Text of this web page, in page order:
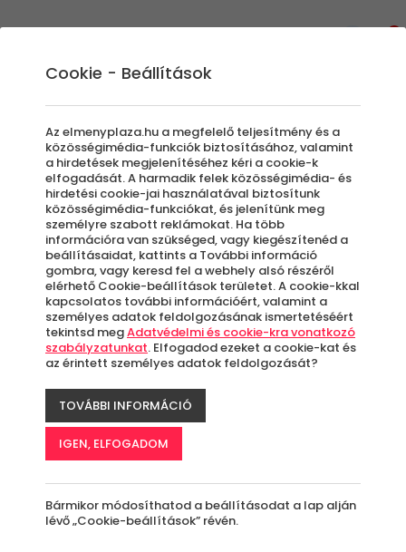
Kalandparkok
Aki egy kis kihívásra vágyik és persze ezzel
együtt egy jó adag mókára,
kalandparkjaink között keresgélve biztos
lehet benne, hogy felejthetetlen élményekre
lel. Legyen szó születésnapról, évfordulóról
vagy egy hétvégi csapatépítésről, tökéletes
program lehet bármely alkalomra némi
kaland. Nem beszélve arról, hogy a
kalandpark ajándékutalvány pároknak is
ideális élmény: próbáljátok ki kettesben is az
akadálypályákat!
Szűrők beállítása
Élmények
Cookie - Beállítások
Az elmenyplaza.hu a megfelelő teljesítmény és a
közösségimédia-funkciók biztosításához, valamint
a hirdetések megjelenítéséhez kéri a cookie-k
elfogadását. A harmadik felek közösségimédia- és
hirdetési cookie-jai használatával biztosítunk
közösségimédia-funkciókat, és jelenítünk meg
személyre szabott reklámokat. Ha több
információra van szükséged, vagy kiegészítenéd a
beállításaidat, kattints a További információ
gombra, vagy keresd fel a webhely alsó részéről
elérhető Cookie-beállítások területet. A cookie-kkal
kapcsolatos további információért, valamint a
személyes adatok feldolgozásának ismertetéséért
tekintsd megAdatvédelmi és cookie-kra vonatkozó
szabályzatunkat. Elfogadod ezeket a cookie-kat és
az érintett személyes adatok feldolgozását?
TOVÁBBI INFORMÁCIÓ
IGEN, ELFOGADOM
Bármikor módosíthatod a beállításodat a lap alján
lévő „Cookie-beállítások” révén.